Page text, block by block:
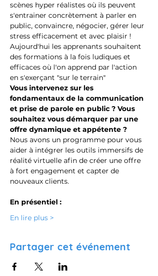
scènes hyper réalistes où ils peuvent
s'entrainer concrètement à parler en
public, convaincre, négocier, gérer leur
stress efficacement et avec plaisir !
Aujourd'hui les apprenants souhaitent
des formations à la fois ludiques et
efficaces où l'on apprend par l'action
en s'exerçant "sur le terrain"
Vous intervenez sur les
fondamentaux de la communication
et prise de parole en public ? Vous
souhaitez vous démarquer par une
offre dynamique et appétente ?
Nous avons un programme pour vous
aider à intégrer les outils immersifs de
réalité virtuelle afin de créer une offre
à fort engagement et capter de
nouveaux clients.
En présentiel :
En lire plus >
Partager cet événement